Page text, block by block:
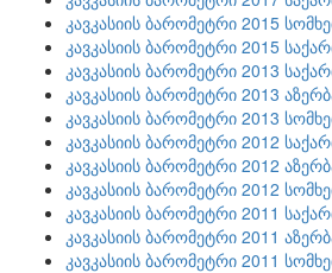
კავკასიის ბარომეტრი 2015
კავკასიის ბარომეტრი 2015
კავკასიის ბარომეტრი 2013
კავკასიის ბარომეტრი 2013
კავკასიის ბარომეტრი 2013
კავკასიის ბარომეტრი 2012
კავკასიის ბარომეტრი 2012
კავკასიის ბარომეტრი 2012
კავკასიის ბარომეტრი 2011
კავკასიის ბარომეტრი 2011
კავკასიის ბარომეტრი 2011